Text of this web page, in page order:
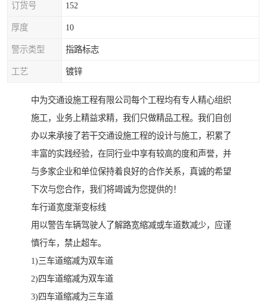
订货号 152
厚度 10
警示类型 指路标志
工艺 镀锌
中为交通设施工程有限公司每个工程均有专人精心组织
施工，业务上精益求精，我们只做精品工程。我们自创
办以来承接了若干交通设施工程的设计与施工，积累了
丰富的实践经验，在同行业中享有较高的度和声誉，并
与多家企业和单位保持着良好的合作关系，真诚的希望
下次与您合作，我们将竭诚为您提供的！
车行道宽度渐变标线
用以警告车辆驾驶人了解路宽缩减或车道数减少，应谨
慎行车，禁止超车。
1)三车道缩减为双车道
2)四车道缩减为双车道
3)四车道缩减为三车道